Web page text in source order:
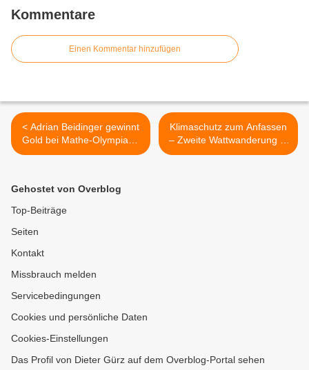
Kommentare
Einen Kommentar hinzufügen
< Adrian Beidinger gewinnt
Gold bei Mathe-Olympiade
- Großer Erfolg für
Göttingen
Klimaschutz zum Anfassen
– Zweite Wattwanderung in
Veitshöchheim zog leider
Gehostet von Overblog
Top-Beiträge
Seiten
Kontakt
Missbrauch melden
Servicebedingungen
Cookies und persönliche Daten
Cookies-Einstellungen
Das Profil von Dieter Gürz auf dem Overblog-Portal sehen